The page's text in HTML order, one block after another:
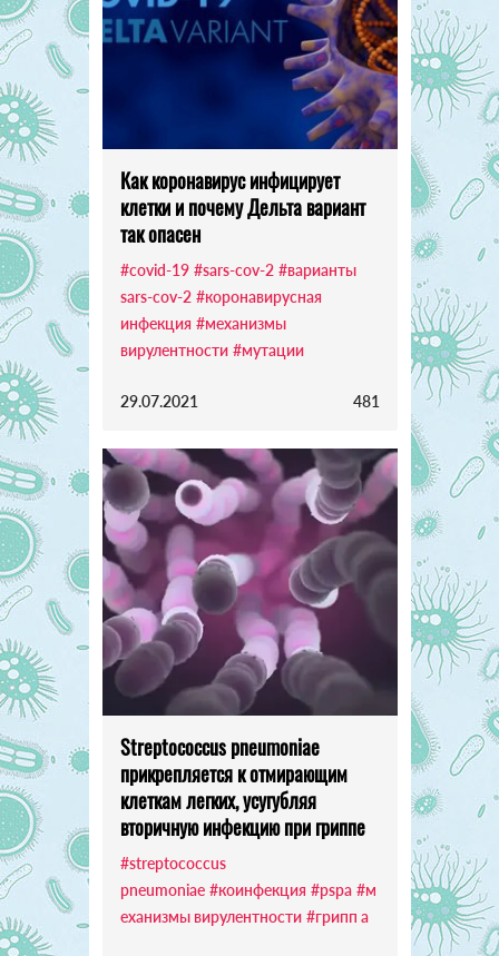
Как коронавирус инфицирует
клетки и почему Дельта вариант
так опасен
#covid-19 #sars-cov-2 #варианты
sars-cov-2 #коронавирусная
инфекция #механизмы
вирулентности #мутации
29.07.2021 481
Streptococcus pneumoniae
прикрепляется к отмирающим
клеткам легких, усугубляя
вторичную инфекцию при гриппе
#streptococcus
pneumoniae #коинфекция #pspa #м
еханизмы вирулентности #грипп а